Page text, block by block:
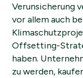
Verunsicherung
vor allem auch
Offsetting-
haben.
zu werden,